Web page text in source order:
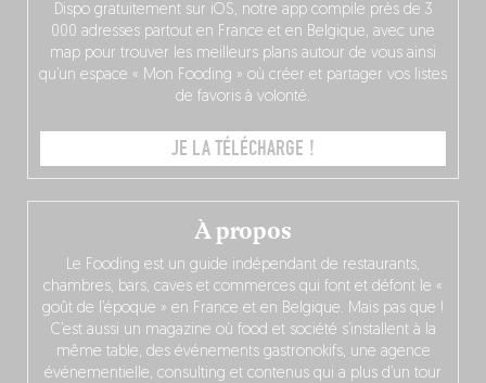
À propos
Le Fooding est un guide indépendant de restaurants,
chambres, bars, caves et commerces qui font et défont le «
goût de l’époque » en France et en Belgique. Mais pas que !
C’est aussi un magazine où food et société s’installent à la
même table, des événements gastronokifs, une agence
événementielle, consulting et contenus qui a plus d’un tour
Dispo gratuitement sur iOS, notre app compile près de 3
000 adresses partout en France et en Belgique, avec une
map pour trouver les meilleurs plans autour de vous ainsi
qu’un espace « Mon Fooding » où créer et partager vos listes
de favoris à volonté.
JE LA TÉLÉCHARGE !